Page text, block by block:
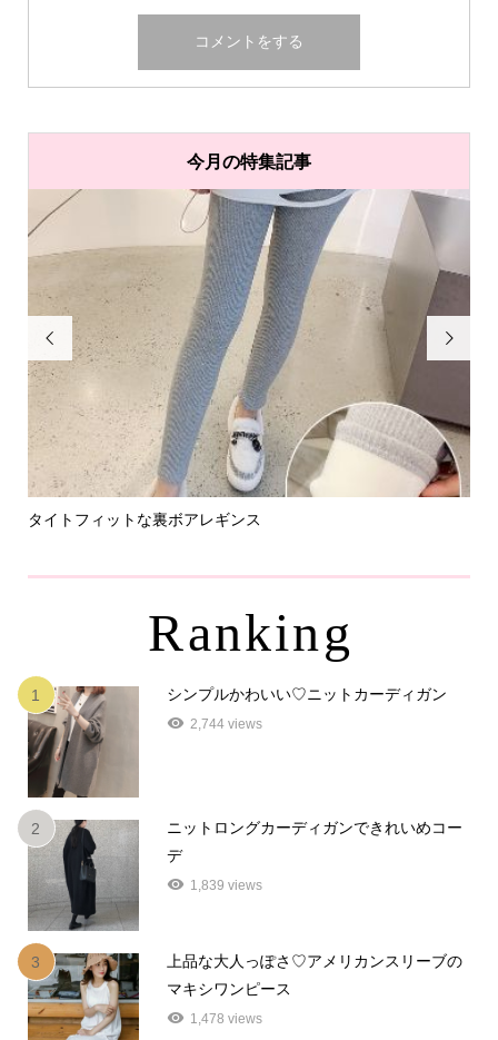
今月の特集記事

タイトフィットな裏ボアレギンス

Ranking
1 シンプルかわいい♡ニットカーディガン
2,744 views
2
ニットロングカーディガンできれいめコー
デ
1,839 views
3
上品な大人っぽさ♡アメリカンスリーブの
マキシワンピース
1,478 views